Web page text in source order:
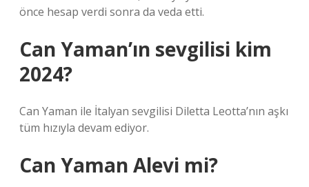
önce hesap verdi sonra da veda etti.
Can Yaman’ın sevgilisi kim
2024?
Can Yaman ile İtalyan sevgilisi Diletta Leotta’nın aşkı
tüm hızıyla devam ediyor.
Can Yaman Alevi mi?